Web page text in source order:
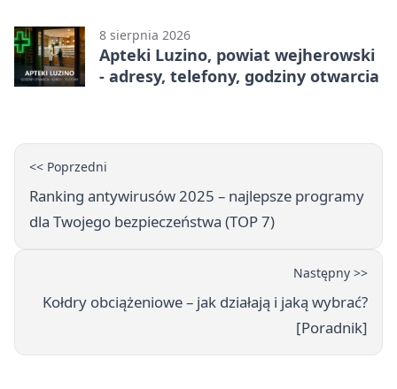
8 sierpnia 2026
Apteki Luzino, powiat wejherowski
- adresy, telefony, godziny otwarcia
<< Poprzedni
Ranking antywirusów 2025 – najlepsze programy
dla Twojego bezpieczeństwa (TOP 7)
Następny >>
Kołdry obciążeniowe – jak działają i jaką wybrać?
[Poradnik]